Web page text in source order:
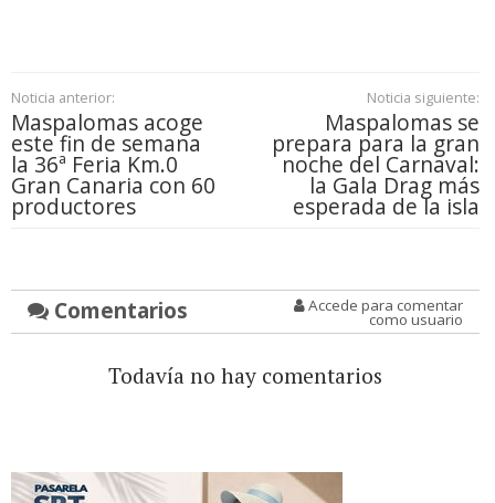
Noticia anterior:
Maspalomas acoge
este fin de semana
la 36ª Feria Km.0
Gran Canaria con 60
productores
Noticia siguiente:
Maspalomas se
prepara para la gran
noche del Carnaval:
la Gala Drag más
esperada de la isla
Comentarios Accede para comentar
como usuario
Todavía no hay comentarios